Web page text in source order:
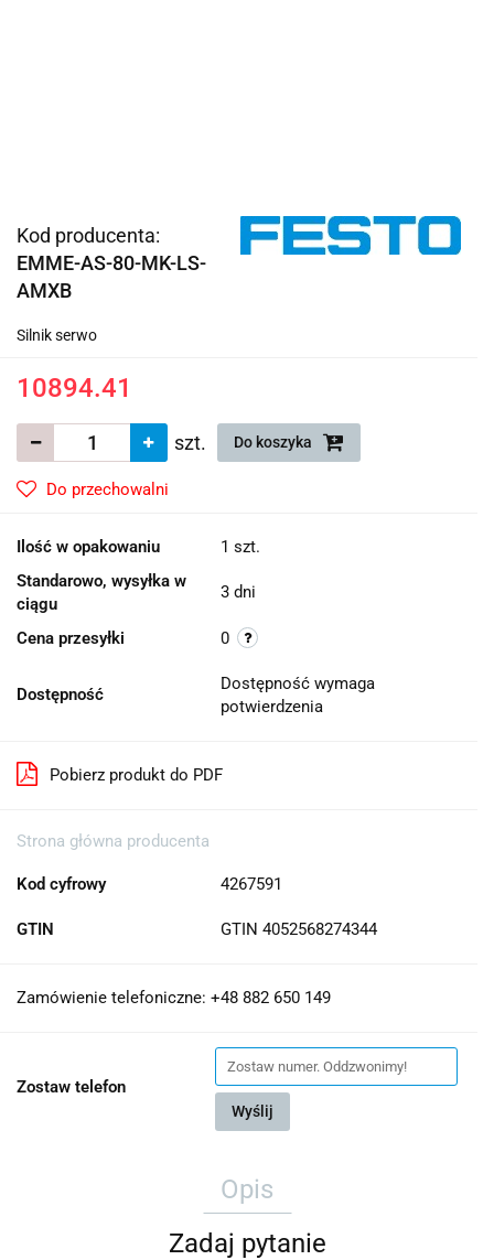
Kod producenta:
EMME-AS-80-MK-LS-
AMXB
Silnik serwo
10894.41
szt. Do koszyka
Do przechowalni
Ilość w opakowaniu
1 szt.
Standarowo, wysyłka w
ciągu
3 dni
Cena przesyłki 0
Dostępność
Dostępność wymaga
potwierdzenia
Pobierz produkt do PDF
Strona główna producenta
Kod cyfrowy 4267591
GTIN GTIN 4052568274344
Zamówienie telefoniczne: +48 882 650 149
Zostaw telefon
Wyślij
Opis
Zadaj pytanie